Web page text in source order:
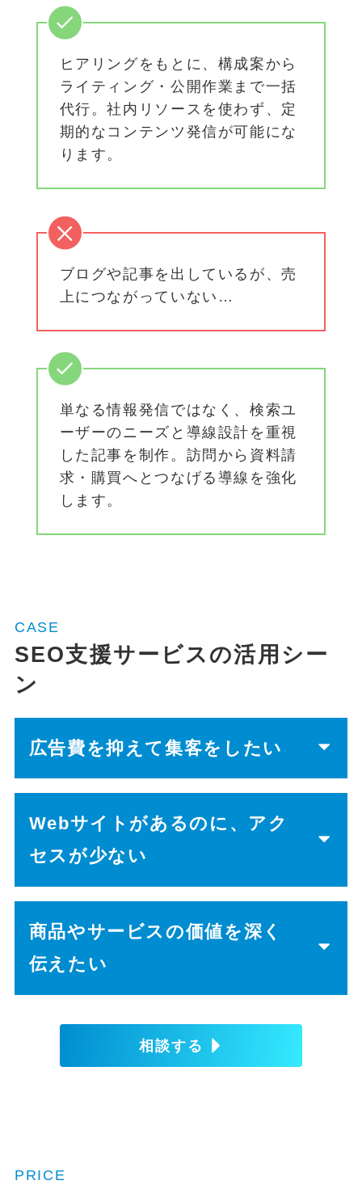
ヒアリングをもとに、構成案から
ライティング・公開作業まで一括
代行。社内リソースを使わず、定
期的なコンテンツ発信が可能にな
ります。
ブログや記事を出しているが、売
上につながっていない…
単なる情報発信ではなく、検索ユ
ーザーのニーズと導線設計を重視
した記事を制作。訪問から資料請
求・購買へとつなげる導線を強化
します。
CASE
SEO支援サービスの活用シー
ン
広告費を抑えて集客をしたい
Webサイトがあるのに、アク
セスが少ない
商品やサービスの価値を深く
伝えたい
相談する
PRICE